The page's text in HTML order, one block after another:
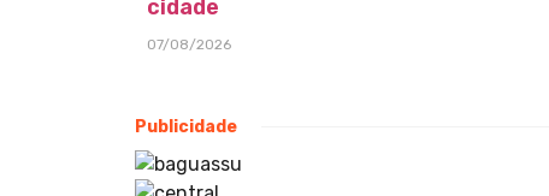
cidade
07/08/2026
Publicidade